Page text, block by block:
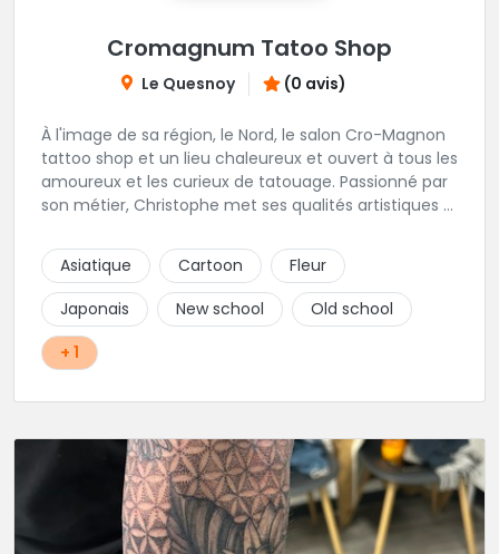
Cromagnum Tatoo Shop
Le Quesnoy (0 avis)
À l'image de sa région, le Nord, le salon Cro-Magnon
tattoo shop et un lieu chaleureux et ouvert à tous les
amoureux et les curieux de tatouage. Passionné par
son métier, Christophe met ses qualités artistiques à
Asiatique
Cartoon
Fleur
Japonais
New school
Old school
+ 1